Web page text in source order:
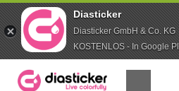
Diasticker
Diasticker GmbH & Co. KG
KOSTENLOS - In Google